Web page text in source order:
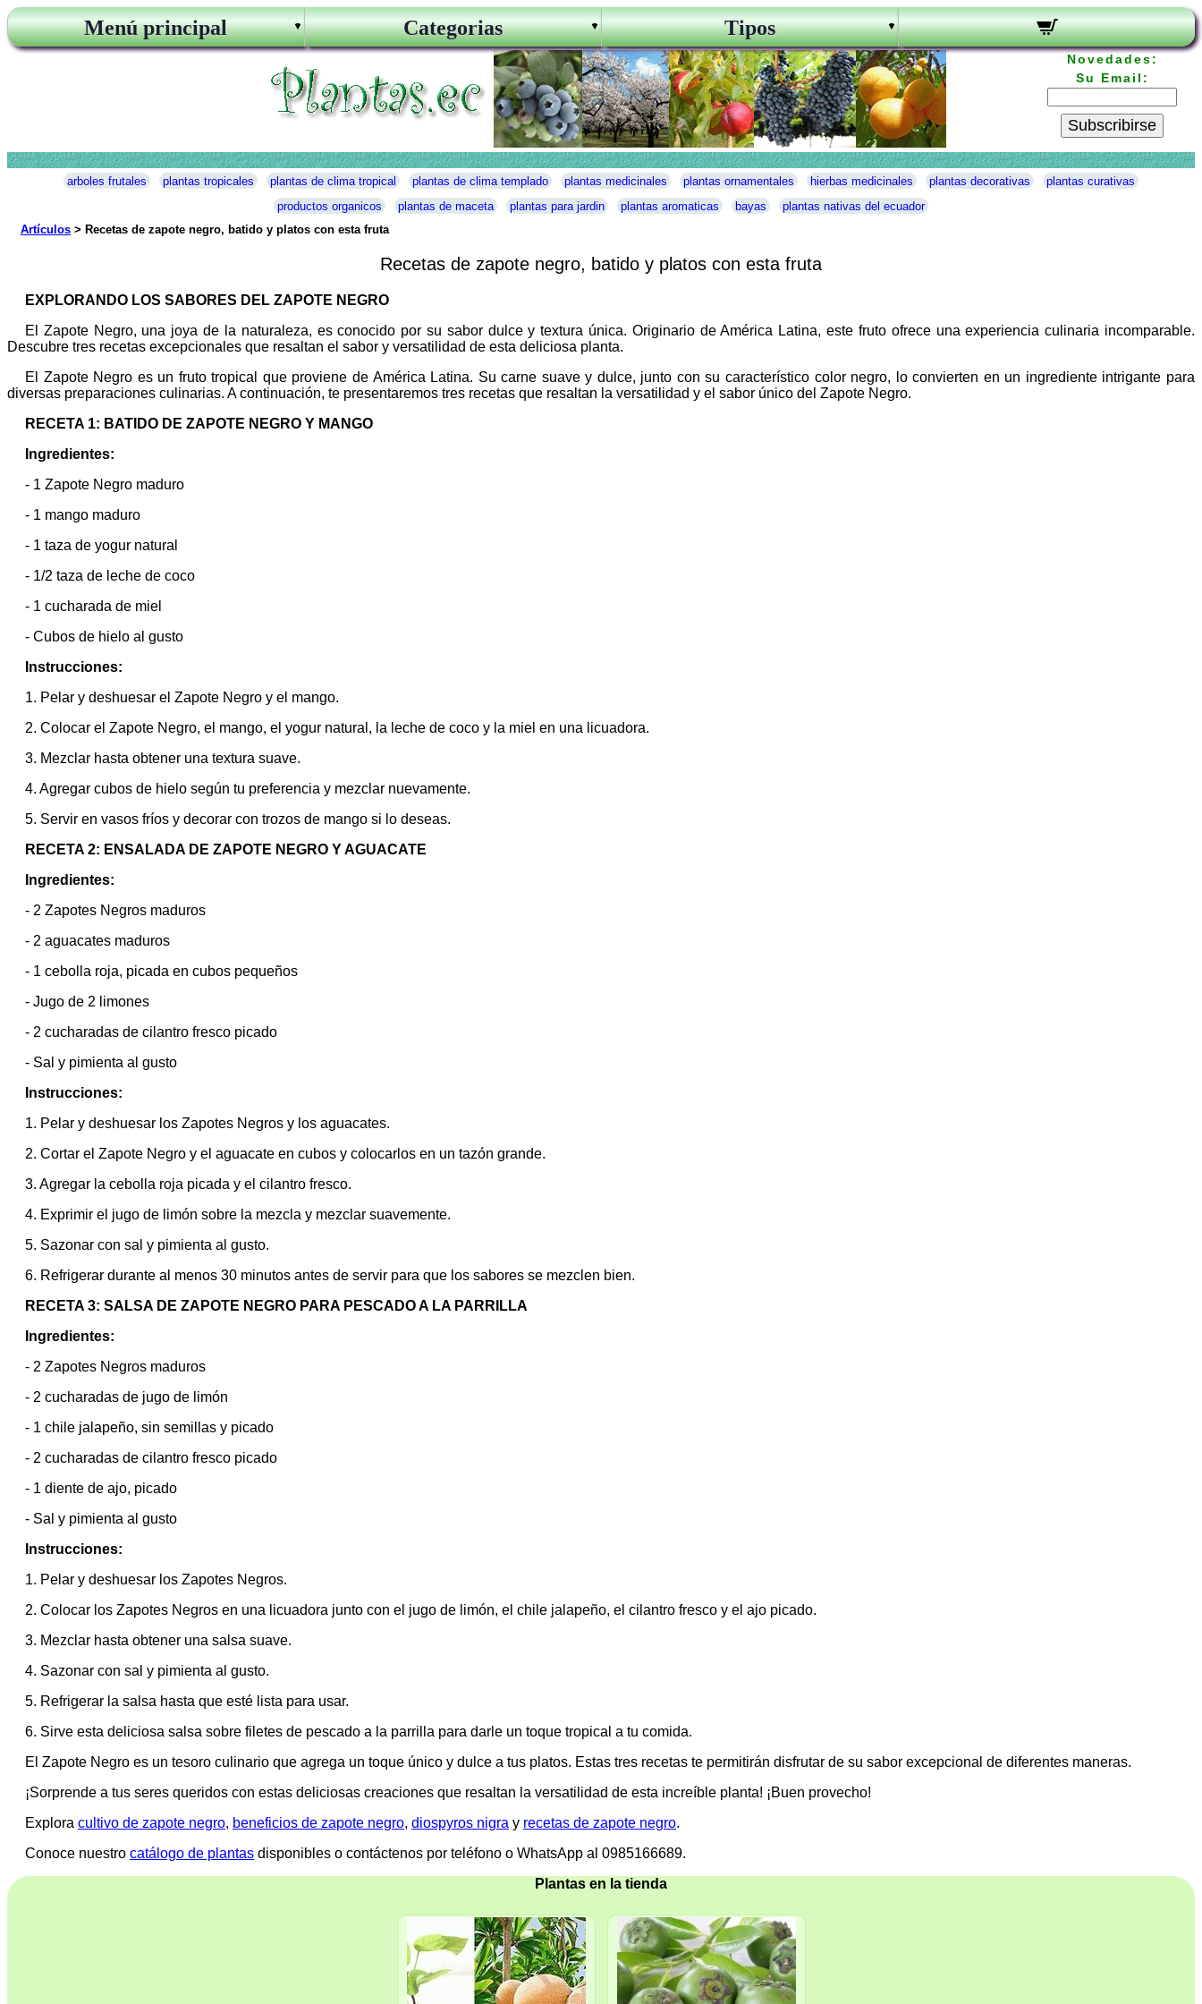
Menú principal Categorias Tipos
Novedades:
Su Email:
Subscribirse
arboles frutales plantas tropicales plantas de clima tropical plantas de clima templado plantas medicinales plantas ornamentales hierbas medicinales plantas decorativas
plantas curativas
productos organicos
plantas de maceta plantas para jardin plantas aromaticas bayas
plantas nativas del ecuador
Artículos > Recetas de zapote negro, batido y platos con esta fruta
Recetas de zapote negro, batido y platos con esta fruta
EXPLORANDO LOS SABORES DEL ZAPOTE NEGRO
El Zapote Negro, una joya de la naturaleza, es conocido por su sabor dulce y textura única. Originario de América Latina, este fruto ofrece una experiencia culinaria incomparable.
Descubre tres recetas excepcionales que resaltan el sabor y versatilidad de esta deliciosa planta.
El Zapote Negro es un fruto tropical que proviene de América Latina. Su carne suave y dulce, junto con su característico color negro, lo convierten en un ingrediente intrigante para
diversas preparaciones culinarias. A continuación, te presentaremos tres recetas que resaltan la versatilidad y el sabor único del Zapote Negro.
RECETA 1: BATIDO DE ZAPOTE NEGRO Y MANGO
Ingredientes:
- 1 Zapote Negro maduro
- 1 mango maduro
- 1 taza de yogur natural
- 1/2 taza de leche de coco
- 1 cucharada de miel
- Cubos de hielo al gusto
Instrucciones:
1. Pelar y deshuesar el Zapote Negro y el mango.
2. Colocar el Zapote Negro, el mango, el yogur natural, la leche de coco y la miel en una licuadora.
3. Mezclar hasta obtener una textura suave.
4. Agregar cubos de hielo según tu preferencia y mezclar nuevamente.
5. Servir en vasos fríos y decorar con trozos de mango si lo deseas.
RECETA 2: ENSALADA DE ZAPOTE NEGRO Y AGUACATE
Ingredientes:
- 2 Zapotes Negros maduros
- 2 aguacates maduros
- 1 cebolla roja, picada en cubos pequeños
- Jugo de 2 limones
- 2 cucharadas de cilantro fresco picado
- Sal y pimienta al gusto
Instrucciones:
1. Pelar y deshuesar los Zapotes Negros y los aguacates.
2. Cortar el Zapote Negro y el aguacate en cubos y colocarlos en un tazón grande.
3. Agregar la cebolla roja picada y el cilantro fresco.
4. Exprimir el jugo de limón sobre la mezcla y mezclar suavemente.
5. Sazonar con sal y pimienta al gusto.
6. Refrigerar durante al menos 30 minutos antes de servir para que los sabores se mezclen bien.
RECETA 3: SALSA DE ZAPOTE NEGRO PARA PESCADO A LA PARRILLA
Ingredientes:
- 2 Zapotes Negros maduros
- 2 cucharadas de jugo de limón
- 1 chile jalapeño, sin semillas y picado
- 2 cucharadas de cilantro fresco picado
- 1 diente de ajo, picado
- Sal y pimienta al gusto
Instrucciones:
1. Pelar y deshuesar los Zapotes Negros.
2. Colocar los Zapotes Negros en una licuadora junto con el jugo de limón, el chile jalapeño, el cilantro fresco y el ajo picado.
3. Mezclar hasta obtener una salsa suave.
4. Sazonar con sal y pimienta al gusto.
5. Refrigerar la salsa hasta que esté lista para usar.
6. Sirve esta deliciosa salsa sobre filetes de pescado a la parrilla para darle un toque tropical a tu comida.
El Zapote Negro es un tesoro culinario que agrega un toque único y dulce a tus platos. Estas tres recetas te permitirán disfrutar de su sabor excepcional de diferentes maneras.
¡Sorprende a tus seres queridos con estas deliciosas creaciones que resaltan la versatilidad de esta increíble planta! ¡Buen provecho!
Explora cultivo de zapote negro, beneficios de zapote negro, diospyros nigra y recetas de zapote negro.
Conoce nuestro catálogo de plantas disponibles o contáctenos por teléfono o WhatsApp al 0985166689.
Plantas en la tienda